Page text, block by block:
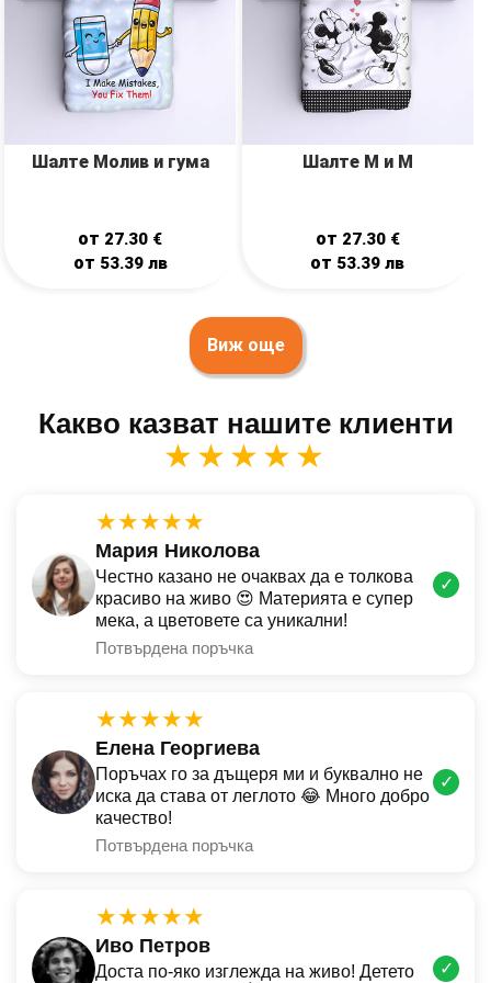
Шалте Молив и гума
от 27.30 €
от 53.39 лв
Шалте М и М
от 27.30 €
от 53.39лв
Виж още
Какво казват нашите клиенти
★★★★★
★★★★★
Мария Николова
Честно казано не очаквах да е толкова
красиво на живо 😍 Материята е супер
мека, а цветовете са уникални!
Потвърдена поръчка
✓
★★★★★
Елена Георгиева
Поръчах го за дъщеря ми и буквално не
иска да става от леглото 😂 Много добро
качество!
Потвърдена поръчка
✓
★★★★★
Иво Петров
Доста по-яко изглежда на живо! Детето
✓